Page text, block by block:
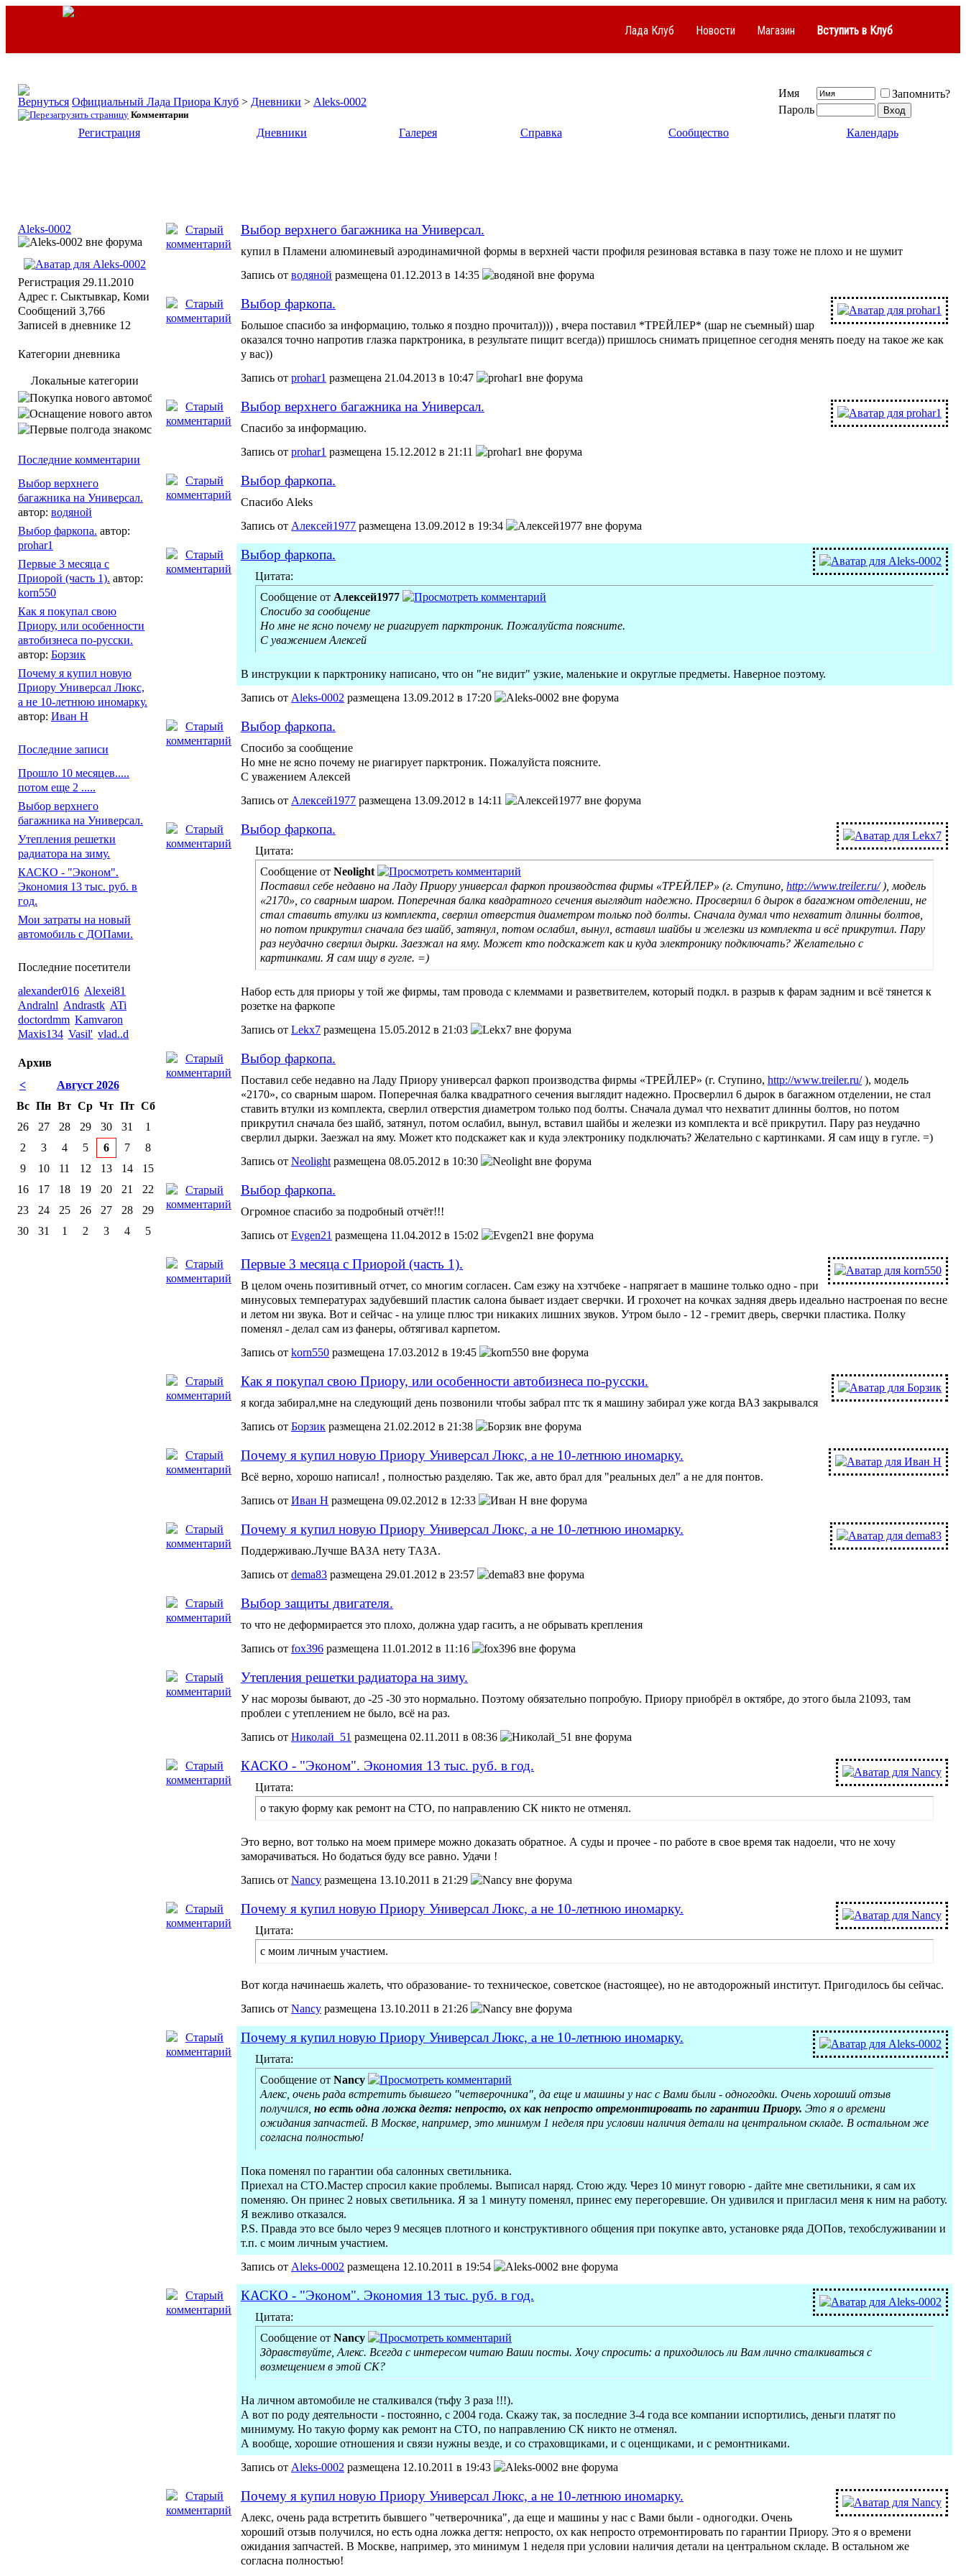
Лада Клуб Новости Магазин Вступить в Клуб
Официальный Лада Приора Клуб > Дневники > Aleks-0002
Комментарии
Имя
Запомнить?
Пароль
Регистрация
Дневники Галерея Справка Сообщество Календарь
Выбор верхнего багажника на Универсал.
купил в Пламени алюминевый аэродинамичной формы в верхней части профиля резиновая вставка в пазу тоже не плохо и не шумит
Запись от водяной размещена 01.12.2013 в 14:35
Выбор фаркопа.
Большое спасибо за информацию, только я поздно прочитал)))) , вчера поставил *ТРЕЙЛЕР* (шар не съемный) шар
оказался точно напротив глазка парктроника, в результате пищит всегда)) пришлось снимать прицепное сегодня менять поеду на такое же как
у вас))
Запись от prohar1 размещена 21.04.2013 в 10:47
Выбор верхнего багажника на Универсал.
Спасибо за информацию.
Запись от prohar1 размещена 15.12.2012 в 21:11
Выбор фаркопа.
Спасибо Aleks
Запись от Алексей1977 размещена 13.09.2012 в 19:34
Выбор фаркопа.
Цитата:
Сообщение от Алексей1977
Спосибо за сообщение
Но мне не ясно почему не риагирует парктроник. Пожалуйста поясните.
С уважением Алексей
В инструкции к парктронику написано, что он "не видит" узкие, маленькие и округлые предметы. Наверное поэтому.
Запись от Aleks-0002 размещена 13.09.2012 в 17:20
Выбор фаркопа.
Спосибо за сообщение
Но мне не ясно почему не риагирует парктроник. Пожалуйста поясните.
С уважением Алексей
Запись от Алексей1977 размещена 13.09.2012 в 14:11
Выбор фаркопа.
Цитата:
Сообщение от Neolight
Поставил себе недавно на Ладу Приору универсал фаркоп производства фирмы «ТРЕЙЛЕР» (г. Ступино, http://www.treiler.ru/), модель
«2170», со сварным шаром. Поперечная балка квадратного сечения выглядит надежно. Просверлил 6 дырок в багажном отделении, не
стал ставить втулки из комплекта, сверлил отверстия диаметром только под болты. Сначала думал что нехватит длинны болтов,
но потом прикрутил сначала без шайб, затянул, потом ослабил, вынул, вставил шайбы и железки из комплекта и всё прикрутил. Пару
раз неудачно сверлил дырки. Заезжал на яму. Может кто подскажет как и куда электронику подключать? Желательно с
картинками. Я сам ищу в гугле. =)
Набор есть для приоры у той же фирмы, там провода с клеммами и разветвителем, который подкл. в разрыв к фарам задним и всё тянется к
розетке на фаркопе
Запись от Lekx7 размещена 15.05.2012 в 21:03
Выбор фаркопа.
Поставил себе недавно на Ладу Приору универсал фаркоп производства фирмы «ТРЕЙЛЕР» (г. Ступино, http://www.treiler.ru/), модель
«2170», со сварным шаром. Поперечная балка квадратного сечения выглядит надежно. Просверлил 6 дырок в багажном отделении, не стал
ставить втулки из комплекта, сверлил отверстия диаметром только под болты. Сначала думал что нехватит длинны болтов, но потом
прикрутил сначала без шайб, затянул, потом ослабил, вынул, вставил шайбы и железки из комплекта и всё прикрутил. Пару раз неудачно
сверлил дырки. Заезжал на яму. Может кто подскажет как и куда электронику подключать? Желательно с картинками. Я сам ищу в гугле. =)
Запись от Neolight размещена 08.05.2012 в 10:30
Выбор фаркопа.
Огромное спасибо за подробный отчёт!!!
Запись от Evgen21 размещена 11.04.2012 в 15:02
Первые 3 месяца с Приорой (часть 1).
В целом очень позитивный отчет, со многим согласен. Сам езжу на хэтчбеке - напрягает в машине только одно - при
минусовых температурах задубевший пластик салона бывает издает сверчки. И грохочет на кочках задняя дверь идеально настроеная по весне
и летом ни звука. Вот и сейчас - на улице плюс три никаких лишних звуков. Утром было - 12 - гремит дверь, сверчки пластика. Полку
поменял - делал сам из фанеры, обтягивал карпетом.
Запись от korn550 размещена 17.03.2012 в 19:45
Как я покупал свою Приору, или особенности автобизнеса по-русски.
я когда забирал,мне на следующий день позвонили чтобы забрал птс тк я машину забирал уже когда ВАЗ закрывался
Запись от Борзик размещена 21.02.2012 в 21:38
Почему я купил новую Приору Универсал Люкс, а не 10-летнюю иномарку.
Всё верно, хорошо написал! , полностью разделяю. Так же, авто брал для "реальных дел" а не для понтов.
Запись от Иван Н размещена 09.02.2012 в 12:33
Почему я купил новую Приору Универсал Люкс, а не 10-летнюю иномарку.
Поддерживаю.Лучше ВАЗА нету ТАЗА.
Запись от dema83 размещена 29.01.2012 в 23:57
Выбор защиты двигателя.
то что не деформирается это плохо, должна удар гасить, а не обрывать крепления
Запись от fox396 размещена 11.01.2012 в 11:16
Утепления решетки радиатора на зиму.
У нас морозы бывают, до -25 -30 это нормально. Поэтому обязательно попробую. Приору приобрёл в октябре, до этого была 21093, там
проблеи с утеплением не было, всё на раз.
Запись от Николай_51 размещена 02.11.2011 в 08:36
КАСКО - "Эконом". Экономия 13 тыс. руб. в год.
Цитата:
о такую форму как ремонт на СТО, по направлению СК никто не отменял.
Это верно, вот только на моем примере можно доказать обратное. А суды и прочее - по работе в свое время так надоели, что не хочу
заморачиваться. Но бодаться буду все равно. Удачи !
Запись от Nancy размещена 13.10.2011 в 21:29
Почему я купил новую Приору Универсал Люкс, а не 10-летнюю иномарку.
Цитата:
с моим личным участием.
Вот когда начинаешь жалеть, что образование- то техническое, советское (настоящее), но не автодорожный институт. Пригодилось бы сейчас.
Запись от Nancy размещена 13.10.2011 в 21:26
Почему я купил новую Приору Универсал Люкс, а не 10-летнюю иномарку.
Цитата:
Сообщение от Nancy
Алекс, очень рада встретить бывшего "четверочника", да еще и машины у нас с Вами были - одногодки. Очень хороший отзыв
получился, но есть одна ложка дегтя: непросто, ох как непросто отремонтировать по гарантии Приору. Это я о времени
ожидания запчастей. В Москве, например, это минимум 1 неделя при условии наличия детали на центральном складе. В остальном же
согласна полностью!
Пока поменял по гарантии оба салонных светильника.
Приехал на СТО.Мастер спросил какие проблемы. Выписал наряд. Стою жду. Через 10 минут говорю - дайте мне светильники, я сам их
поменяю. Он принес 2 новых светильника. Я за 1 минуту поменял, принес ему перегоревшие. Он удивился и пригласил меня к ним на работу.
Я вежливо отказался.
Р.S. Правда это все было через 9 месяцев плотного и конструктивного общения при покупке авто, установке ряда ДОПов, техобслуживании и
т.п. с моим личным участием.
Запись от Aleks-0002 размещена 12.10.2011 в 19:54
КАСКО - "Эконом". Экономия 13 тыс. руб. в год.
Цитата:
Сообщение от Nancy
Здравствуйте, Алекс. Всегда с интересом читаю Ваши посты. Хочу спросить: а приходилось ли Вам лично сталкиваться с
возмещением в этой СК?
На личном автомобиле не сталкивался (тьфу 3 раза !!!).
А вот по роду деятельности - постоянно, с 2004 года. Скажу так, за последние 3-4 года все компании испортились, деньги платят по
минимуму. Но такую форму как ремонт на СТО, по направлению СК никто не отменял.
А вообще, хорошие отношения и связи нужны везде, и со страховщиками, и с оценщиками, и с ремонтниками.
Запись от Aleks-0002 размещена 12.10.2011 в 19:43
Почему я купил новую Приору Универсал Люкс, а не 10-летнюю иномарку.
Алекс, очень рада встретить бывшего "четверочника", да еще и машины у нас с Вами были - одногодки. Очень
хороший отзыв получился, но есть одна ложка дегтя: непросто, ох как непросто отремонтировать по гарантии Приору. Это я о времени
ожидания запчастей. В Москве, например, это минимум 1 неделя при условии наличия детали на центральном складе. В остальном же
согласна полностью!
Aleks-0002
Регистрация 29.11.2010
Адрес г. Сыктывкар, Коми
Сообщений 3,766
Записей в дневнике 12
Категории дневника
Локальные категории
Покупка нового автомобиля.
Оснащение нового автомобиля.
Первые полгода знакомства с Приорой.
Последние комментарии
Выбор верхнего
багажника на Универсал.
автор: водяной
Выбор фаркопа. автор:
prohar1
Первые 3 месяца с
Приорой (часть 1). автор:
korn550
Как я покупал свою
Приору, или особенности
автобизнеса по-русски.
автор: Борзик
Почему я купил новую
Приору Универсал Люкс,
а не 10-летнюю иномарку.
автор: Иван Н
Последние записи
Прошло 10 месяцев.....
потом еще 2 .....
Выбор верхнего
багажника на Универсал.
Утепления решетки
радиатора на зиму.
КАСКО - "Эконом".
Экономия 13 тыс. руб. в
год.
Мои затраты на новый
автомобиль с ДОПами.
Последние посетители
alexander016 Alexei81
Andralnl Andrastk ATi
doctordmm Kamvaron
Maxis134 Vasil' vlad..d
Архив
<
Август 2026
Вс Пн Вт Ср Чт Пт Сб
26
27 28 29 30 31
1
2
3 4 5 6 7
8
9
10 11 12 13 14
15
16
17 18 19 20 21
22
23
24 25 26 27 28
29
30
31 1 2 3 4 5